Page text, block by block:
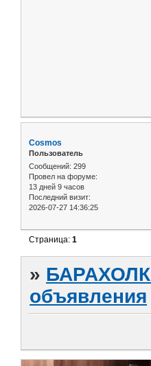
Cosmos
Пользователь
Сообщений: 299
Провел на форуме:
13 дней 9 часов
Последний визит:
2026-07-27 14:36:25
Страница:1
»
объявления